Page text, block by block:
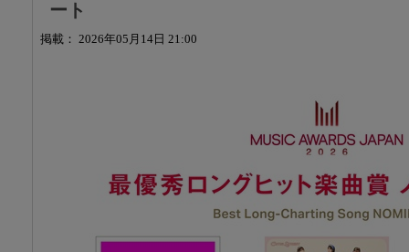
ート
掲載： 2026年05月14日 21:00